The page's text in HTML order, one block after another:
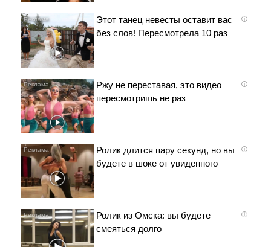
i
Этот танец невесты оставит вас
без слов! Пересмотрела 10 раз
i
Ржу не переставая, это видео
пересмотришь не раз
i
Ролик длится пару секунд, но вы
будете в шоке от увиденного
i
Ролик из Омска: вы будете
смеяться долго